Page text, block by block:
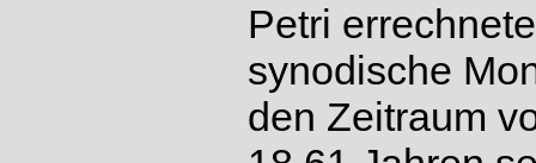
Petri
synodische
den Zeitraum